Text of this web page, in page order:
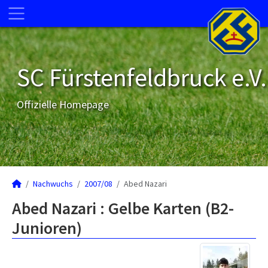
SC Fürstenfeldbruck e.V.
Offizielle Homepage
Nachwuchs 2007/08 Abed Nazari
Abed Nazari : Gelbe Karten (B2-
Junioren)